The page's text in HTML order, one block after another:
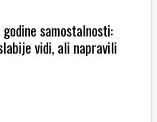
samostalnosti:
vidi, ali napravili